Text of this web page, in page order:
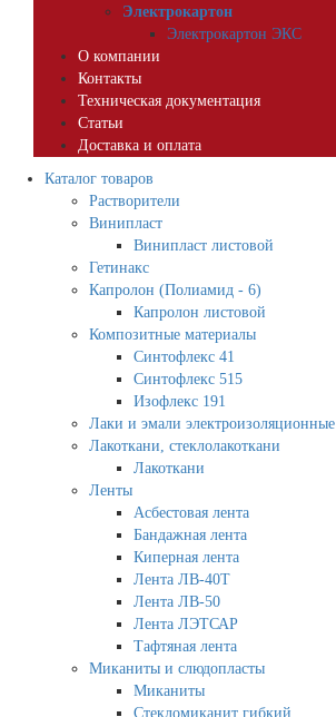
Электрокартон
Электрокартон ЭКС
О компании
Контакты
Техническая документация
Статьи
Доставка и оплата
Каталог товаров
Растворители
Винипласт
Винипласт листовой
Гетинакс
Капролон (Полиамид - 6)
Капролон листовой
Композитные материалы
Синтофлекс 41
Синтофлекс 515
Изофлекс 191
Лаки и эмали электроизоляционные
Лакоткани, стеклолакоткани
Лакоткани
Ленты
Асбестовая лента
Бандажная лента
Киперная лента
Лента ЛВ-40Т
Лента ЛВ-50
Лента ЛЭТСАР
Тафтяная лента
Миканиты и слюдопласты
Миканиты
Стекломиканит гибкий